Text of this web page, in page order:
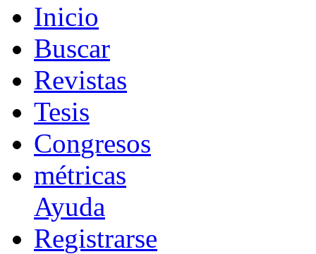
Inicio
Buscar
Revistas
Tesis
Congresos
métricas
Ayuda
Registrarse